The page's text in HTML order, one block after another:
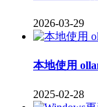
2026-03-29
本地使用
2025-02-28